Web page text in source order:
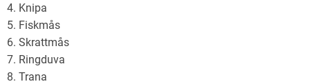
4. Knipa
5. Fiskmås
6. Skrattmås
7. Ringduva
8. Trana